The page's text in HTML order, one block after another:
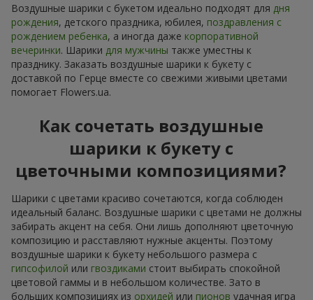
Воздушные шарики с букетом идеально подходят для дня
рождения, детского праздника, юбилея, поздравления с
рождением ребенка, а иногда даже корпоративной
вечеринки. Шарики для мужчины также уместны к
празднику. Заказать воздушные шарики к букету с
доставкой по Герце вместе со свежими живыми цветами
помогает Flowers.ua.
Как сочетать воздушные
шарики к букету с
цветочными композициями?
Шарики с цветами красиво сочетаются, когда соблюден
идеальный баланс. Воздушные шарики с цветами не должны
забирать акцент на себя. Они лишь дополняют цветочную
композицию и расставляют нужные акценты. Поэтому
воздушные шарики к букету небольшого размера с
гипсофилой или гвоздиками стоит выбирать спокойной
цветовой гаммы и в небольшом количестве. Зато в
больших композициях из орхидей или пионов удачная игра